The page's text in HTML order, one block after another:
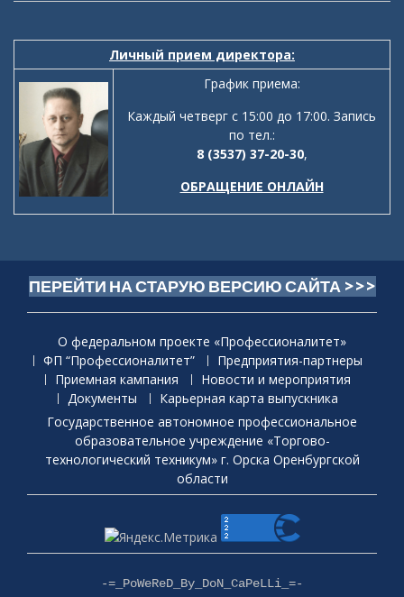
Личный прием директора:
График приема:
Каждый четверг с 15:00 до 17:00. Запись
по тел.:
8 (3537) 37-20-30,
ОБРАЩЕНИЕ ОНЛАЙН
ПЕРЕЙТИ НА СТАРУЮ ВЕРСИЮ САЙТА >>>
О федеральном проекте «Профессионалитет»
ФП “Профессионалитет”
Предприятия-партнеры
Приемная кaмпания
Новости и мероприятия
Документы
Карьерная карта выпускника
Государственное автономное профессиональное
образовательное учреждение «Торгово-
технологический техникум» г. Орска Оренбургской
области
-=_PoWeReD_By_DoN_CaPeLLi_=-